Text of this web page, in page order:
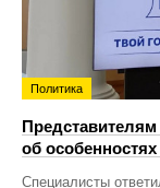
Политика
об
Специалисты